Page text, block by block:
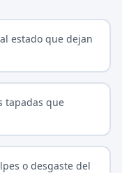
estado que dejan
tapadas que
o desgaste del